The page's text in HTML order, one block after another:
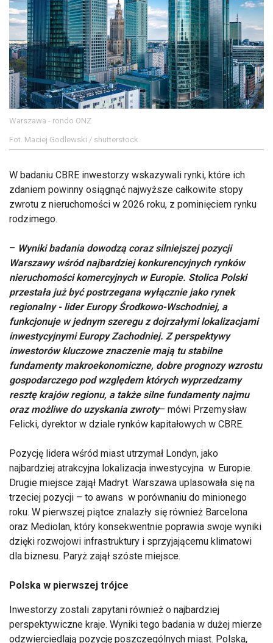
Warszawa - rondo ONZ
Fot. Maciej Godlewski / shutterstock
W badaniu CBRE inwestorzy wskazywali rynki, które ich
zdaniem powinny osiągnąć najwyższe całkowite stopy
zwrotu z nieruchomości w 2026 roku, z pominięciem rynku
rodzimego.
– Wyniki badania dowodzą coraz silniejszej pozycji
Warszawy wśród najbardziej konkurencyjnych rynków
nieruchomości komercyjnych w Europie. Stolica Polski
przestała już być postrzegana wyłącznie jako rynek
regionalny - lider Europy Środkowo-Wschodniej, a
funkcjonuje w jednym szeregu z dojrzałymi lokalizacjami
inwestycyjnymi Europy Zachodniej. Z perspektywy
inwestorów kluczowe znaczenie mają tu stabilne
fundamenty makroekonomiczne, dobre prognozy wzrostu
gospodarczego pod względem których wyprzedzamy
resztę krajów regionu, a także silne fundamenty najmu
oraz możliwe do uzyskania zwroty– mówi Przemysław
Felicki, dyrektor w dziale rynków kapitałowych w CBRE.
Pozycję lidera wśród miast utrzymał Londyn, jako
najbardziej atrakcyjna lokalizacja inwestycyjna w Europie.
Drugie miejsce zajął Madryt. Warszawa uplasowała się na
trzeciej pozycji – to awans w porównaniu do minionego
roku. W pierwszej piątce znalazły się również Barcelona
oraz Mediolan, który konsekwentnie poprawia swoje wyniki
dzięki rozwojowi infrastruktury i sprzyjającemu klimatowi
dla biznesu. Paryż zajął szóste miejsce.
Polska w pierwszej trójce
Inwestorzy zostali zapytani również o najbardziej
perspektywiczne kraje. Wyniki tego badania w dużej mierze
odzwierciedlają pozycję poszczególnych miast. Polska,